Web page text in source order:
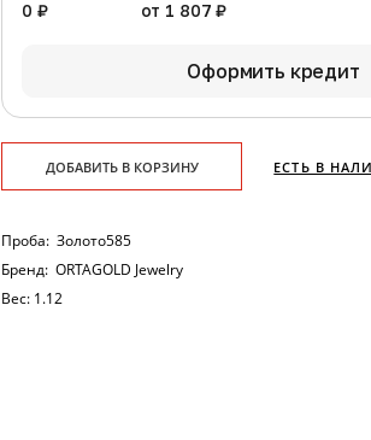
0 ₽
от 1 807 ₽
Оформить кредит
ДОБАВИТЬ В КОРЗИНУ ЕСТЬ В
Проба: Золото585
Бренд: ORTAGOLD Jewelry
Вес: 1.12